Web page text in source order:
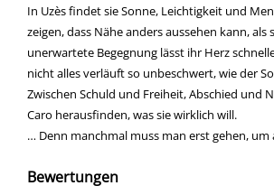
In Uzès findet sie Sonne, Leichtigkeit und
zeigen, dass Nähe anders aussehen kann, als
unerwartete Begegnung lässt ihr Herz
nicht alles verläuft so unbeschwert, wie der
Zwischen Schuld und Freiheit, Abschied und
Caro herausfinden, was sie wirklich will.
… Denn manchmal muss man erst gehen,
Bewertungen